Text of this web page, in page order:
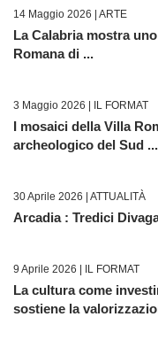
14 Maggio 2026 | ARTE
La Calabria mostra
Romana di ...
3 Maggio 2026 | IL FORMAT
I mosaici della Villa
archeologico del Sud ...
30 Aprile 2026 | ATTUALITÀ
Arcadia : Tredici
9 Aprile 2026 | IL FORMAT
La cultura come
sostiene la